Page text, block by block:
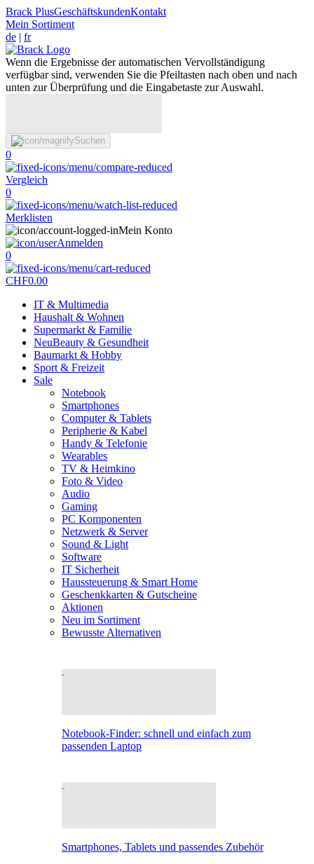
Brack PlusGeschäftskundenKontakt
Mein Sortiment
de | fr
Wenn die Ergebnisse der automatischen Vervollständigung
verfügbar sind, verwenden Sie die Pfeiltasten nach oben und nach
unten zur Überprüfung und die Eingabetaste zur Auswahl.
Suchen
0
Vergleich
0
Merklisten
Mein Konto
Anmelden
0
CHF0.00
IT & Multimedia
Haushalt & Wohnen
Supermarkt & Familie
NeuBeauty & Gesundheit
Baumarkt & Hobby
Sport & Freizeit
Sale
Notebook
Smartphones
Computer & Tablets
Peripherie & Kabel
Handy & Telefonie
Wearables
TV & Heimkino
Foto & Video
Audio
Gaming
PC Komponenten
Netzwerk & Server
Sound & Light
Software
IT Sicherheit
Haussteuerung & Smart Home
Geschenkkarten & Gutscheine
Aktionen
Neu im Sortiment
Bewusste Alternativen
Notebook-Finder: schnell und einfach zum
passenden Laptop
Smartphones, Tablets und passendes Zubehör